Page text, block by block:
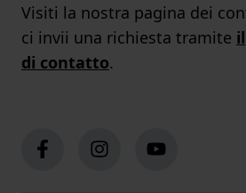
Visiti la nostra pagina dei
ci invii una richiesta tramite il
di contatto.